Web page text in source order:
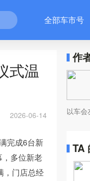
全部车市号
式温
2026-06-14
完成6台新
多位新老
，门店总经
作
以车会
TA